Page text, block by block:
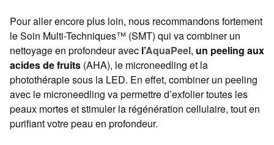
Pour aller encore plus loin, nous recommandons fortement
le Soin Multi-Techniques™ (SMT) qui va combiner un
nettoyage en profondeur avec l’AquaPeel, un peeling aux
acides de fruits (AHA), le microneedling et la
photothérapie sous la LED. En effet, combiner un peeling
avec le microneedling va permettre d’exfolier toutes les
peaux mortes et stimuler la régénération cellulaire, tout en
purifiant votre peau en profondeur.